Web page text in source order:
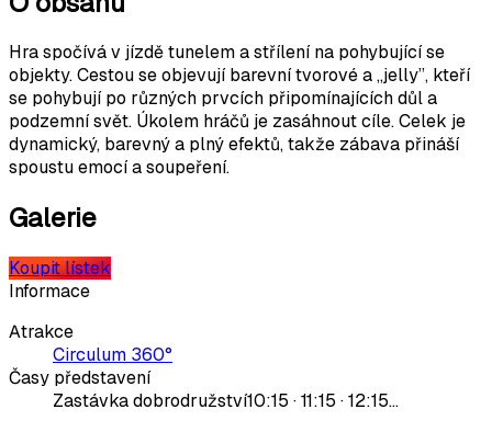
Hra spočívá v jízdě tunelem a střílení na pohybující se
objekty. Cestou se objevují barevní tvorové a „jelly”, kteří
se pohybují po různých prvcích připomínajících důl a
podzemní svět. Úkolem hráčů je zasáhnout cíle. Celek je
dynamický, barevný a plný efektů, takže zábava přináší
spoustu emocí a soupeření.
Galerie
Koupit lístek
Informace
Atrakce
Circulum 360°
Časy představení
Zastávka dobrodružství10:15 · 11:15 · 12:15…